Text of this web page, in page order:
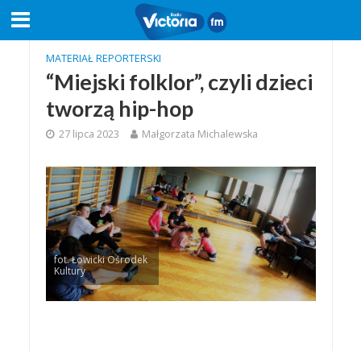
MATERIAŁ REPORTERSKI
“Miejski folklor”, czyli dzieci
tworzą hip-hop
27 lipca 2023 Małgorzata Michalewska
fot. Łowicki Ośrodek
Kultury